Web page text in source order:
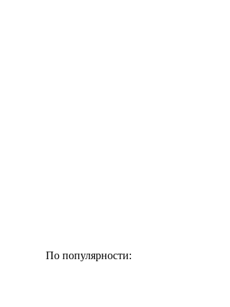
По популярности: